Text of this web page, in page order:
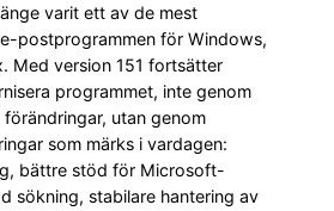
varit ett av de mest
postprogrammen för Windows,
Med version 151 fortsätter
programmet, inte genom
utan genom
som märks i vardagen:
bättre stöd för Microsoft-
sökning, stabilare hantering av